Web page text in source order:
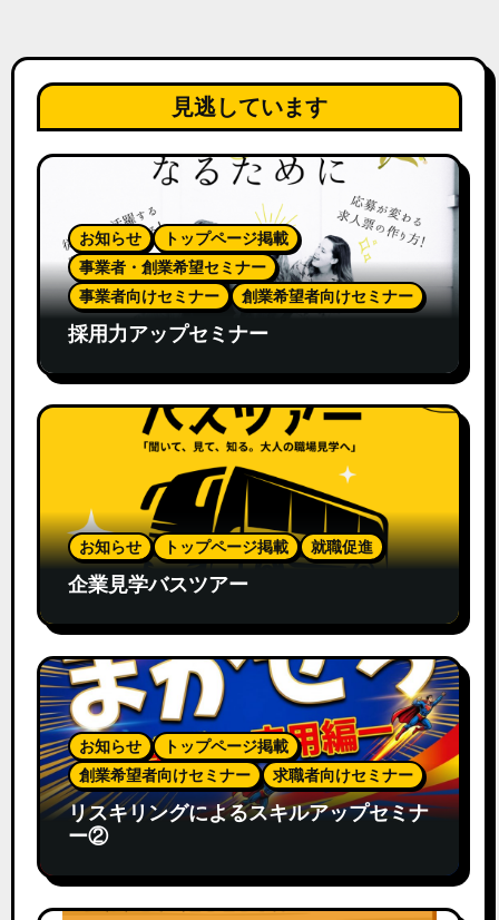
見逃しています
お知らせ
トップページ掲載
事業者・創業希望セミナー
事業者向けセミナー
創業希望者向けセミナー
採用力アップセミナー
お知らせ トップページ掲載 就職促進
企業見学バスツアー
お知らせ
トップページ掲載
創業希望者向けセミナー
求職者向けセミナー
リスキリングによるスキルアップセミナ
ー②